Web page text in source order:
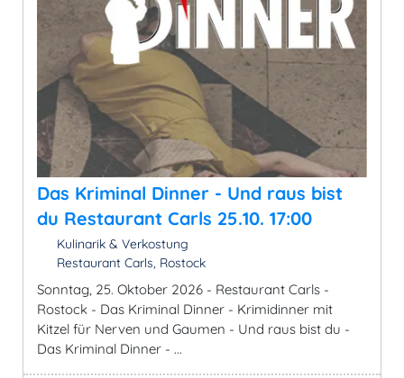
Das Kriminal Dinner - Und raus bist
du Restaurant Carls 25.10. 17:00
Kulinarik & Verkostung
Restaurant Carls, Rostock
Sonntag, 25. Oktober 2026 - Restaurant Carls -
Rostock - Das Kriminal Dinner - Krimidinner mit
Kitzel für Nerven und Gaumen - Und raus bist du -
Das Kriminal Dinner - ...